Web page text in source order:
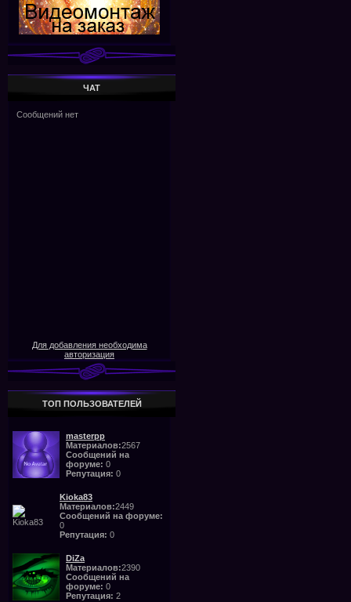
ЧАТ
Для добавления необходима
авторизация
ТОП ПОЛЬЗОВАТЕЛЕЙ
masterpp
Материалов:2567
Сообщений на
форуме: 0
Репутация: 0
Kioka83
Материалов:2449
Сообщений на форуме:
0
Репутация: 0
DiZa
Материалов:2390
Сообщений на
форуме: 0
Репутация: 2